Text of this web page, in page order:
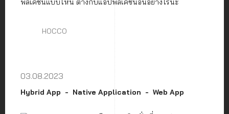
พลิเคชั่นแบบไหน ต่างกับแอปพลิเคชั่นอื่นอย่างไรนะ
HOCCO
03.08.2023
Hybrid App Native Application Web App